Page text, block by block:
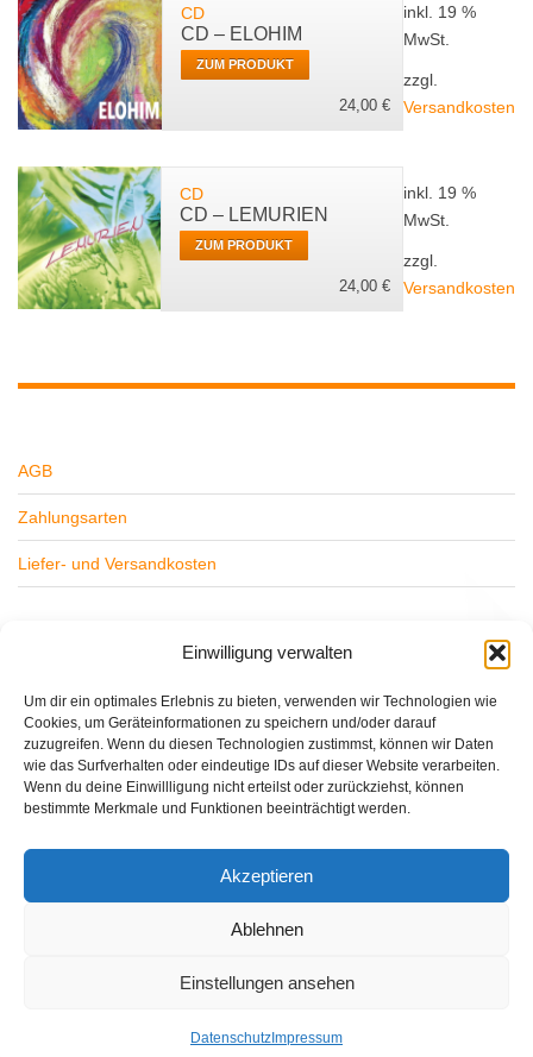
Einwilligung verwalten
Um dir ein optimales Erlebnis zu bieten, verwenden wir Technologien wie
Cookies, um Geräteinformationen zu speichern und/oder darauf
zuzugreifen. Wenn du diesen Technologien zustimmst, können wir Daten
wie das Surfverhalten oder eindeutige IDs auf dieser Website verarbeiten.
Wenn du deine Einwillligung nicht erteilst oder zurückziehst, können
bestimmte Merkmale und Funktionen beeinträchtigt werden.
Akzeptieren
Ablehnen
Einstellungen ansehen
Datenschutz Impressum
CD
CD – ELOHIM
24,00 €
ZUM PRODUKT
inkl. 19 %
MwSt.
zzgl.
Versandkosten
CD
CD – LEMURIEN
24,00 €
ZUM PRODUKT
inkl. 19 %
MwSt.
zzgl.
Versandkosten
AGB
Zahlungsarten
Liefer- und Versandkosten
Datenschutz
Impressum
Healing Angels Lajos Sitas